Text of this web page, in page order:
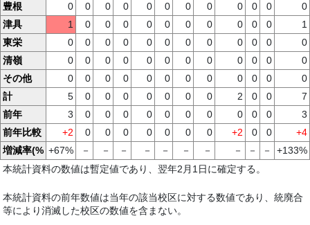
豊根
0 0 0 0 0 0 0 0 0 0 0
0
津具
1 0 0 0 0 0 0 0 0 0 0
1
東栄
0 0 0 0 0 0 0 0 0 0 0
0
清嶺
0 0 0 0 0 0 0 0 0 0 0
0
その他
0 0 0 0 0 0 0 0 0 0 0
0
計
5 0 0 0 0 0 0 0 2 0 0
7
前年
3 0 0 0 0 0 0 0 0 0 0
3
前年比較
+2 0 0 0 0 0 0 0 +2 0 0
+4
増減率(% +67% － － － － － － － － － －
+133%
本統計資料の数値は暫定値であり、翌年2月1日に確定する。
本統計資料の前年数値は当年の該当校区に対する数値であり、統廃合
等により消滅した校区の数値を含まない。